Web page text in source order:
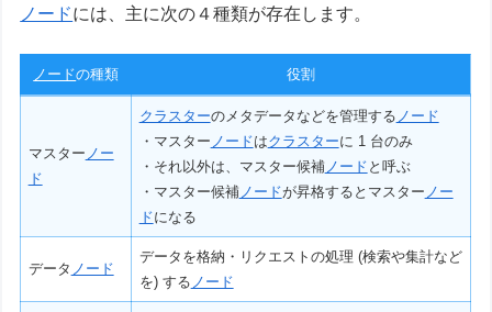
ノードには、主に次の４種類が存在します。
ノードの種類 役割
マスター ノー
ド
クラスターのメタデータなどを管理する ノード
・マスター ノードはクラスターに 1 台のみ
・それ以外は、マスター候補ノード と呼ぶ
・マスター候補ノードが昇格するとマスター ノー
ドになる
データ ノード
データを格納・リクエストの処理 (検索や集計など
を) する ノード